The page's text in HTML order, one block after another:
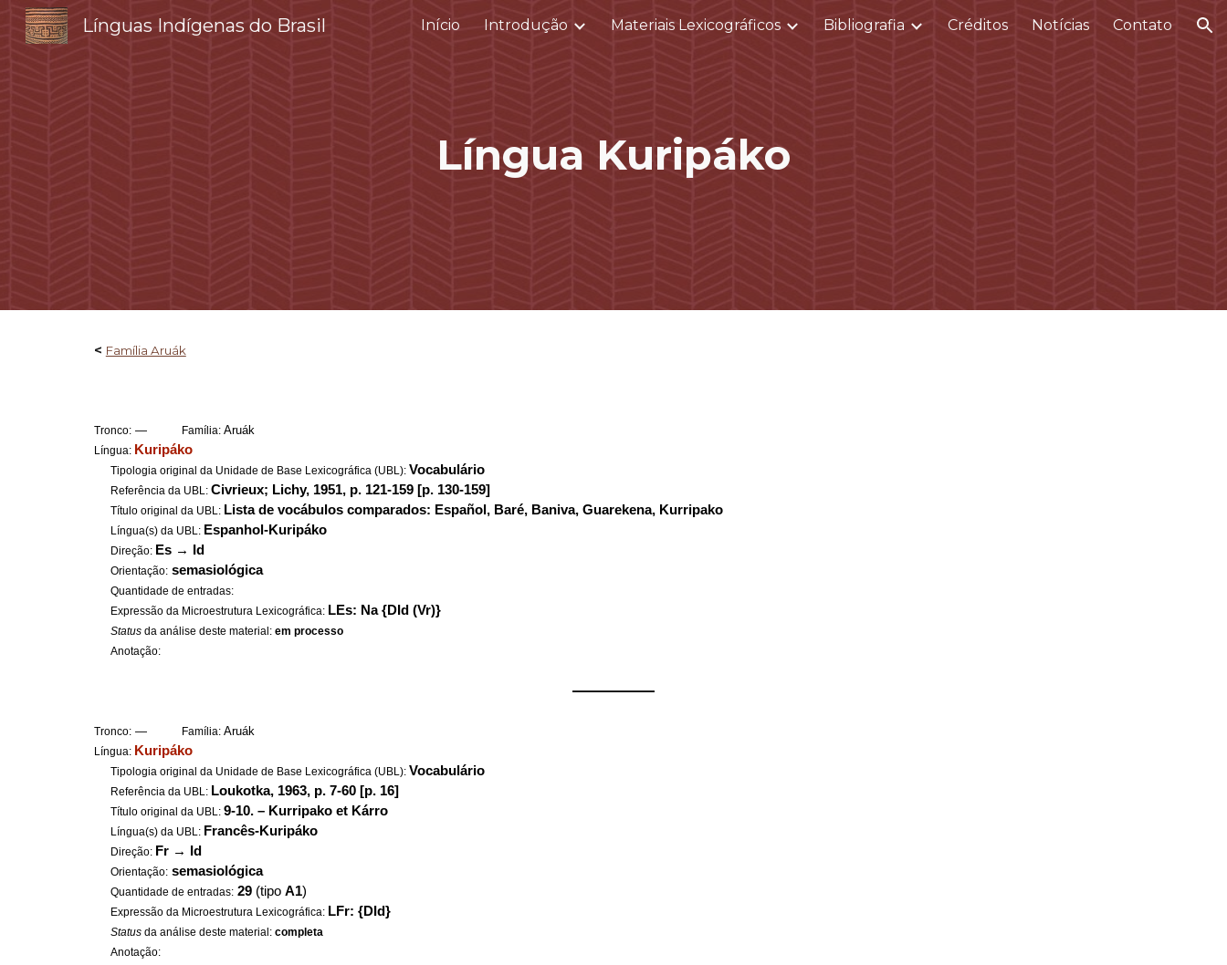
Skip to main content Skip to navigation
Línguas Indígenas do Brasil Início Introdução Materiais Lexicográficos Bibliografia Créditos Notícias Contato
Língua Kuripáko
< Família Aruák
Tronco:— Família:Aruák
Língua: Kuripáko
Tipologia original da Unidade de Base Lexicográfica (UBL): Vocabulário
Referência da UBL:Civrieux; Lichy, 1951, p. 121-159 [p. 130-159]
Título original da UBL: Lista de vocábulos comparados: Español, Baré, Baniva, Guarekena, Kurripako
Língua(s) da UBL: Espanhol-Kuripáko
Direção: Es → Id
Orientação: semasiológica
Quantidade de entradas:
Expressão da Microestrutura Lexicográfica: LEs: Na {DId (Vr)}
Status da análise deste material:em processo
Anotação:
——————
Tronco:— Família:Aruák
Língua: Kuripáko
Tipologia original da Unidade de Base Lexicográfica (UBL): Vocabulário
Referência da UBL: Loukotka, 1963, p. 7-60 [p. 16]
Título original da UBL:9-10. – Kurripako et Kárro
Língua(s) da UBL: Francês-Kuripáko
Direção: Fr → Id
Orientação: semasiológica
Quantidade de entradas: 29 (tipoA1)
Expressão da Microestrutura Lexicográfica: LFr: {DId}
Status da análise deste material:completa
Anotação: